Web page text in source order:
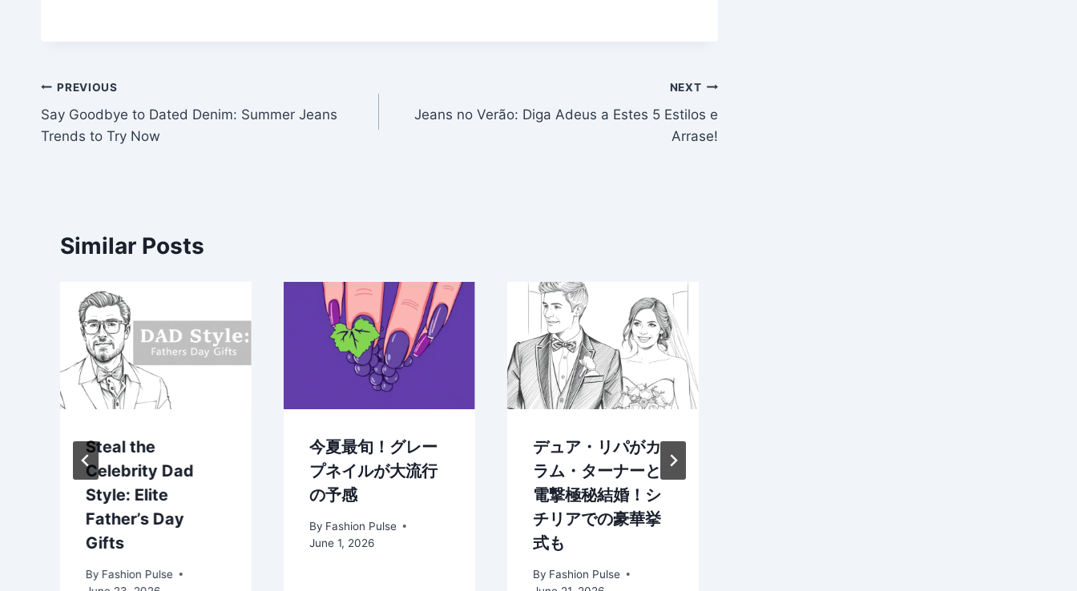
Post
navigation
PREVIOUS
Say Goodbye to Dated Denim: Summer Jeans
Trends to Try Now
NEXT
Jeans no Verão: Diga Adeus a Estes 5 Estilos e
Arrase!
Similar Posts
Steal the
Celebrity Dad
Style: Elite
Father’s Day
Gifts
By Fashion Pulse
今夏最旬！グレー
プネイルが大流行
の予感
By Fashion Pulse
June 1, 2026
デュア・リパがカ
ラム・ターナーと
電撃極秘結婚！シ
チリアでの豪華挙
式も
By Fashion Pulse